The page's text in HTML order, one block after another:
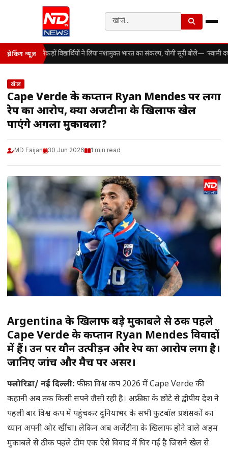
ब्रेकिंग न्यूज़ सैकड़ों विद्यार्थियों ने लिया नशामुक्त भारत का संकल्प, योगी सूरी बोले—
खेल
Cape Verde के कप्तान Ryan Mendes पर लगा
रेप का आरोप, क्या अर्जेंटीना के खिलाफ खेल
पाएंगे अगला मुकाबला?
MD Faijan 30 Jun 2026 1 min read
Argentina के खिलाफ बड़े मुकाबले से ठीक पहले
Cape Verde के कप्तान Ryan Mendes विवादों
में हैं। उन पर यौन उत्पीड़न और रेप का आरोप लगा है।
जानिए जांच और मैच पर असर।
फ्लोरिडा/ नई दिल्ली: फीफा विश्व कप 2026 में Cape Verde की
कहानी अब तक किसी सपने जैसी रही है। अफ्रीका के छोटे से द्वीपीय देश ने
पहली बार विश्व कप में पहुंचकर दुनियाभर के सभी फुटबॉल प्रशंसकों का
ध्यान अपनी ओर खींचा। लेकिन अब अर्जेंटीना के खिलाफ होने वाले अहम
मुकाबले से ठीक पहले टीम एक ऐसे विवाद में घिर गई है जिसने खेल से